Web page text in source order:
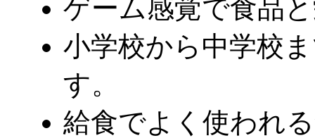
ゲーム感覚で食品
小学校から中学校
す。
給食でよく使われ